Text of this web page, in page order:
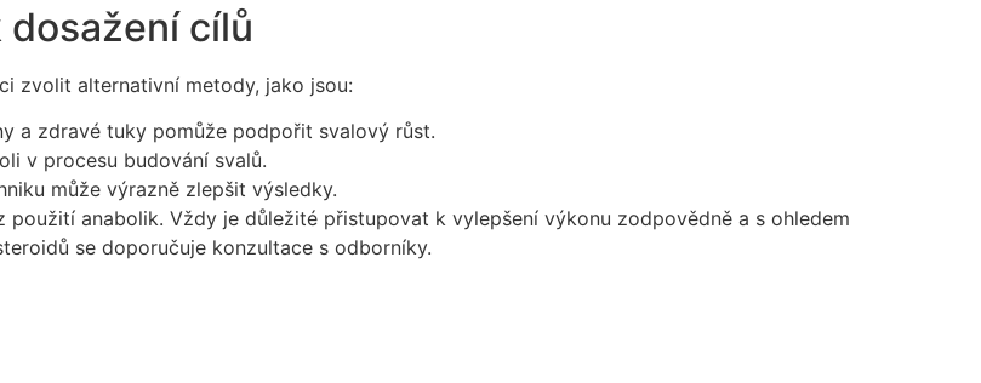
cílů
zvolit alternativní metody, jako jsou:
a zdravé tuky pomůže podpořit svalový růst.
v procesu budování svalů.
může výrazně zlepšit výsledky.
anabolik. Vždy je důležité přistupovat k vylepšení výkonu zodpovědně a s ohledem
se doporučuje konzultace s odborníky.